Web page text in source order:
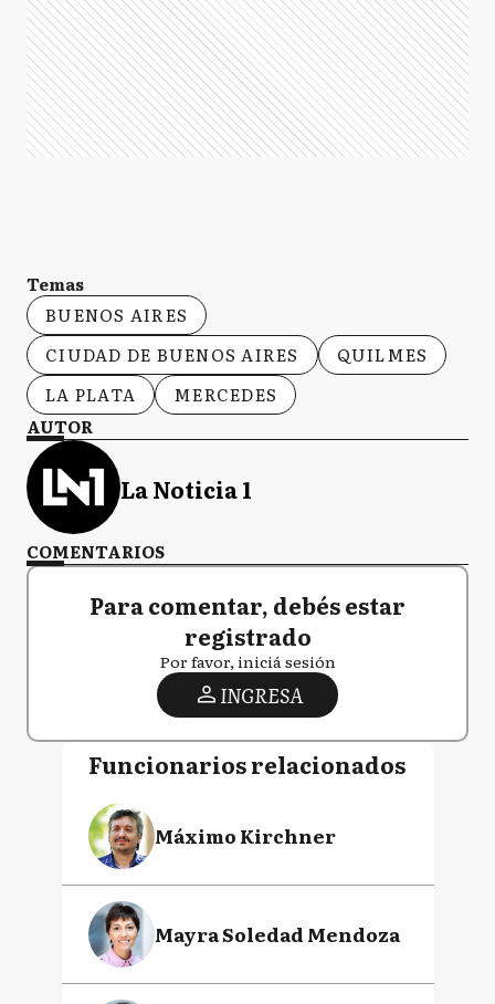
Temas
BUENOS AIRES
CIUDAD DE BUENOS AIRES
QUILMES
LA PLATA
MERCEDES
AUTOR
La Noticia 1
COMENTARIOS
Para comentar, debés estar
registrado
Por favor, iniciá sesión
INGRESA
Funcionarios relacionados
Máximo Kirchner
Mayra Soledad Mendoza